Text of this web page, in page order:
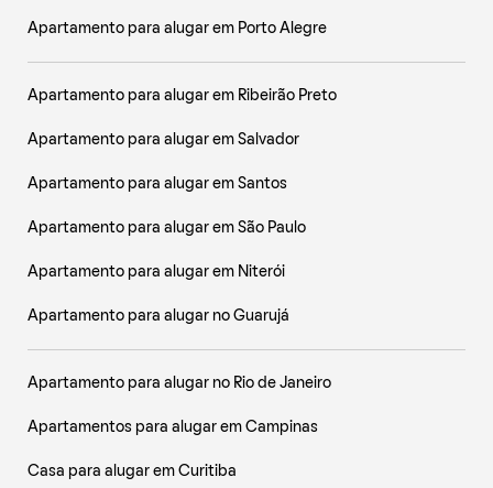
Apartamento para alugar em Porto Alegre
Apartamento para alugar em Ribeirão Preto
Apartamento para alugar em Salvador
Apartamento para alugar em Santos
Apartamento para alugar em São Paulo
Apartamento para alugar em Niterói
Apartamento para alugar no Guarujá
Apartamento para alugar no Rio de Janeiro
Apartamentos para alugar em Campinas
Casa para alugar em Curitiba